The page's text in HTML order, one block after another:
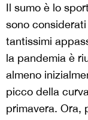
Il sumo è lo
sono
tantissimi
la pandemia è
almeno
picco della
primavera. Ora,